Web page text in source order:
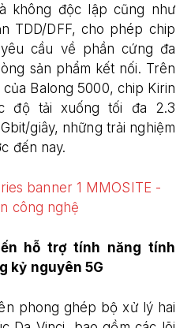
không độc lập cũng như
TDD/DFF, cho phép chip
cầu về phần cứng đa
sản phẩm kết nối. Trên
Balong 5000, chip Kirin
độ tải xuống tối đa 2.3
giây, những trải nghiệm
đến nay.
hỗ trợ tính năng tính
kỷ nguyên 5G
phong ghép bộ xử lý hai